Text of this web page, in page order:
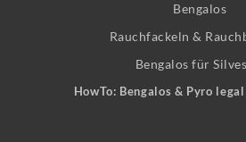
Bengalos
Rauchfackeln &
Bengalos für
HowTo: Bengalos & Pyro